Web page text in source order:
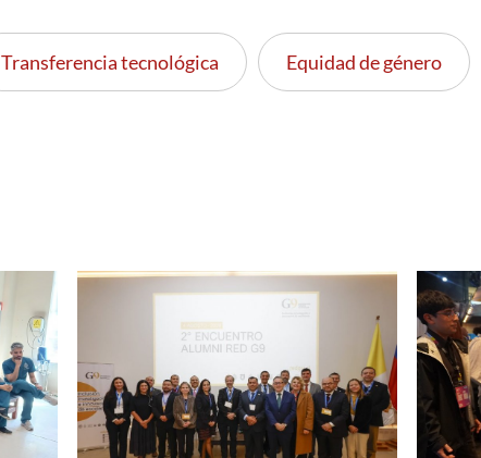
Transferencia tecnológica Equidad de género